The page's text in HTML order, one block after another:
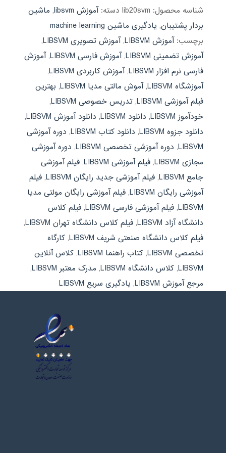
شناسه محصول: lib20svm دسته:آموزش libsvm , ماشین
بردار پشتیبان, یادگیری ماشین machine learning
برچسب:آموزش LIBSVM ,آموزش تصویری LIBSVM
,
آموزش تضمینی LIBSVM
,آموزش فارسی LIBSVM ,آموزش
فارسی نرم افزار LIBSVM
,آموزش کاربردی LIBSVM
,
آموزشگاه LIBSVM
,آموش مالتی مدیا LIBSVM , بهترین
فیلم آموزشی LIBSVM
, تدریس خصوصی LIBSVM
,
خودآموز LIBSVM
, دانلود LIBSVM , دانلود آموزش LIBSVM
,
دانلود جزوه LIBSVM
, دانلود کتاب LIBSVM , دوره آموزشی
LIBSVM
, دوره آموزشی تخصصی LIBSVM , دوره آموزشی
مجازی LIBSVM
, فیلم آموزشی LIBSVM , فیلم آموزشی
جامع LIBSVM
, فیلم آموزشی جدید رایگان LIBSVM , فیلم
آموزشی رایگان LIBSVM
, فیلم آموزشی رایگان مولتی مدیا
LIBSVM
, فیلم آموزشی فارسی LIBSVM , فیلم کلاس
دانشگاه آزاد LIBSVM
, فیلم کلاس دانشگاه تهران LIBSVM
,
فیلم کلاس دانشگاه صنعتی شریف LIBSVM
, کارگاه
تخصصی LIBSVM
, کتاب راهنما LIBSVM , کلاس آنلاین
LIBSVM
, کلاس دانشگاه LIBSVM , مدرک معتبر LIBSVM
,
مرجع آموزش LIBSVM
, یادگیری سریع LIBSVM